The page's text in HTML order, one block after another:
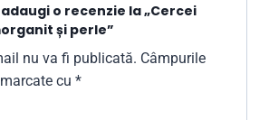
o recenzie la „Cercei
și perle”
nu va fi publicată. Câmpurile
cu *